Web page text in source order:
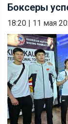
Боксеры
18:20 | 11 мая